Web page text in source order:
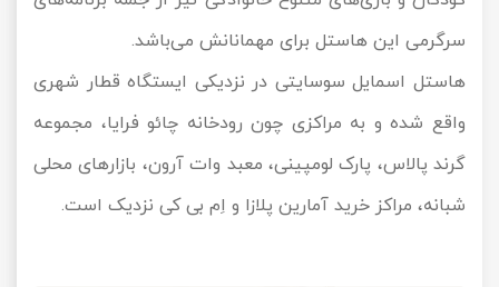
سرگرمی این هاستل برای مهمانانش می‌باشد.
هاستل اسمایل سوسایتی در نزدیکی ایستگاه قطار شهری
واقع شده و به مراکزی چون رودخانه چائو فرایا، مجموعه
گرند پالاس، پارک لومپینی، معبد وات آرون، بازارهای محلی
شبانه، مراکز خرید آمارین پلازا و اِم بی کی نزدیک است.